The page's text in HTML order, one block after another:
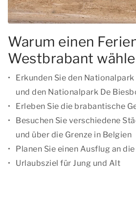
Warum einen
Westbrabant
Erkunden Sie den
und den Nationalpark De
Erleben Sie die brabantische
Besuchen Sie verschiedene
und über die Grenze in Belgien
Planen Sie einen Ausflug an
Urlaubsziel für Jung und Alt